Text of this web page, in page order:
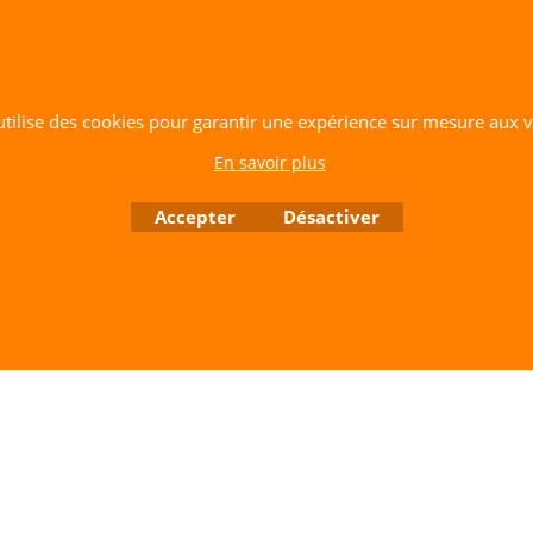
des cookies pour garantir une expérience sur mesure aux
En savoir plus
Accepter Désactiver